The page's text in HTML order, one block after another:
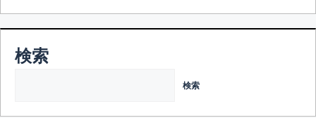
ョ
検索
検索